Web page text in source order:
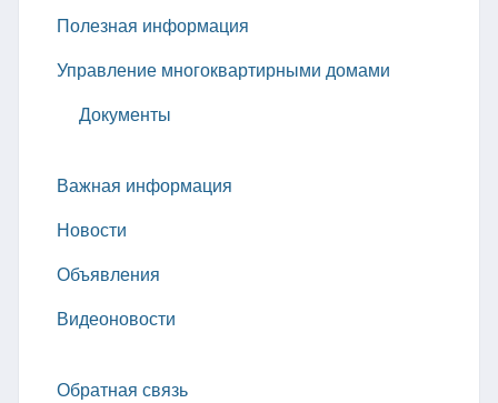
Полезная информация
Управление многоквартирными домами
Документы
Важная информация
Новости
Объявления
Видеоновости
Обратная связь